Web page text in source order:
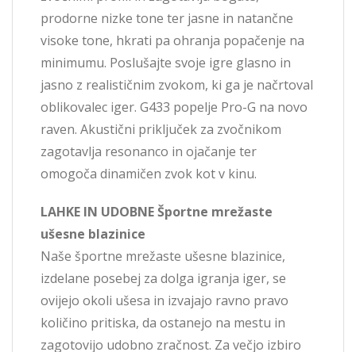
prodorne nizke tone ter jasne in natančne
visoke tone, hkrati pa ohranja popačenje na
minimumu. Poslušajte svoje igre glasno in
jasno z realističnim zvokom, ki ga je načrtoval
oblikovalec iger. G433 popelje Pro-G na novo
raven. Akustični priključek za zvočnikom
zagotavlja resonanco in ojačanje ter
omogoča dinamičen zvok kot v kinu.
LAHKE IN UDOBNE Športne mrežaste
ušesne blazinice
Naše športne mrežaste ušesne blazinice,
izdelane posebej za dolga igranja iger, se
ovijejo okoli ušesa in izvajajo ravno pravo
količino pritiska, da ostanejo na mestu in
zagotovijo udobno zračnost. Za večjo izbiro